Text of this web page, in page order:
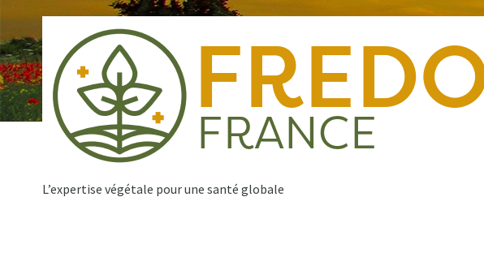
contenu
principal
L’expertise végétale pour une santé globale